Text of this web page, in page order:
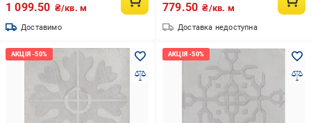
1 099.50 ₴/кв. м
Доставимо
779.50 ₴/кв. м
Доставка недоступна